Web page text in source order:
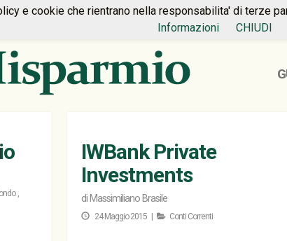
,
IWBank Private
Investments
di Massimiliano Brasile
24 Maggio 2015 | Conti Correnti
e cookie che rientrano nella responsabilita' di terze
Informazioni
CHIUDI